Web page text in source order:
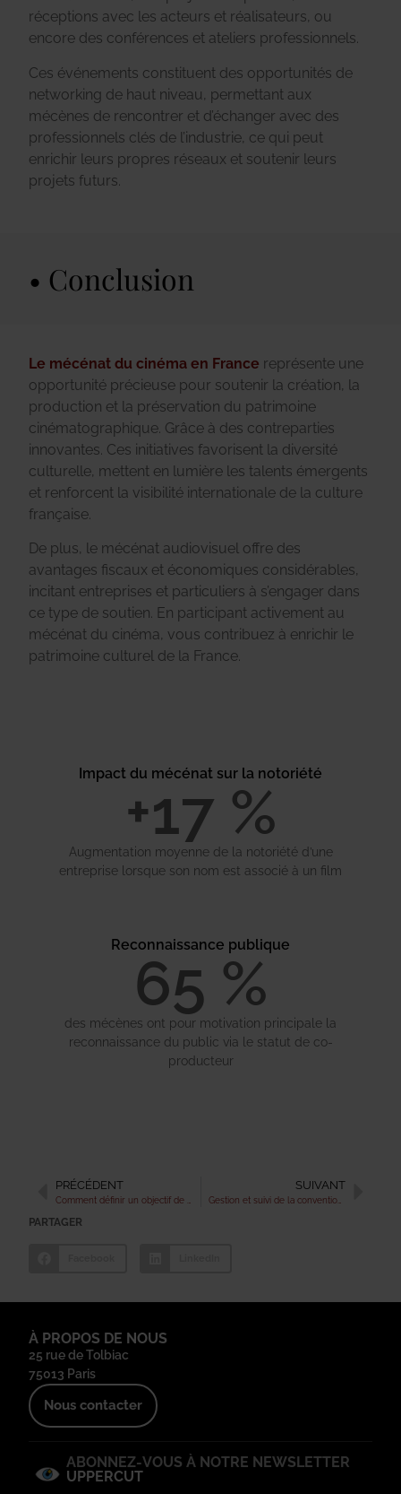
réceptions avec les acteurs et réalisateurs, ou
encore des conférences et ateliers professionnels.
Ces événements constituent des opportunités de
networking de haut niveau, permettant aux
mécènes de rencontrer et d’échanger avec des
professionnels clés de l’industrie, ce qui peut
enrichir leurs propres réseaux et soutenir leurs
projets futurs.
Conclusion
Le mécénat du cinéma en France représente une
opportunité précieuse pour soutenir la création, la
production et la préservation du patrimoine
cinématographique. Grâce à des contreparties
innovantes. Ces initiatives favorisent la diversité
culturelle, mettent en lumière les talents émergents
et renforcent la visibilité internationale de la culture
française.
De plus, le mécénat audiovisuel offre des
avantages fiscaux et économiques considérables,
incitant entreprises et particuliers à s’engager dans
ce type de soutien. En participant activement au
mécénat du cinéma, vous contribuez à enrichir le
patrimoine culturel de la France.
Impact du mécénat sur la notoriété
+18 %
Augmentation moyenne de la notoriété d’une
entreprise lorsque son nom est associé à un film
Reconnaissance publique
65 %
des mécènes ont pour motivation principale la
reconnaissance du public via le statut de co-
producteur
PRÉCÉDENT
Comment définir un objectif de collecte de fonds réaliste pour une campagne de mécénat ?
SUIVANT
Gestion et suivi de la convention de mécénat
PARTAGER
À PROPOS DE NOUS
25 rue de Tolbiac
75013 Paris
Nous contacter
ABONNEZ-VOUS À NOTRE NEWSLETTER
UPPERCUT